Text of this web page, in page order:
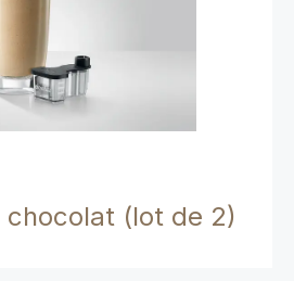
chocolat (lot de 2)